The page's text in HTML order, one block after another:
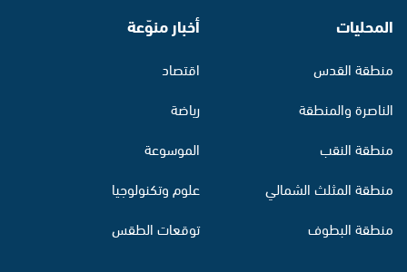
المحليات
منطقة القدس
الناصرة والمنطقة
منطقة النقب
منطقة المثلث الشمالي
منطقة البطوف
أخبار منوّعة
اقتصاد
رياضة
الموسوعة
علوم وتكنولوجيا
توقعات الطقس